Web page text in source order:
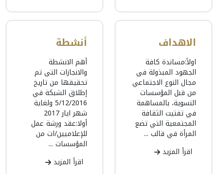
الاهداف
اولاً:مساندة كافة
الجهود المبذولة في
مجال النوع الاجتماعي
من قبل المؤسسات
النسوية، بالمساهمة
في تفتيت الثقافة
المجتمعية التي تضع
المرأة في قالب ...
اقرأ المزيد
أنشطة
أهم الانشطة
والانجازات التي تم
تحقيقها من تاريخ
إطلاق الشبكة في
5/12/2016 ولغاية
أولا:عقد ورشة عمل
للإعلاميين/ات من
المؤسسات ...
اقرأ المزيد